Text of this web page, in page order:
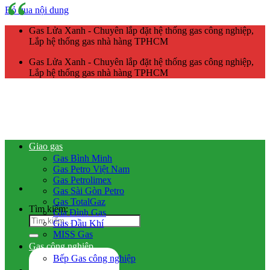
Bỏ qua nội dung
Gas Lửa Xanh - Chuyên lắp đặt hệ thống gas công nghiệp,
Lắp hệ thống gas nhà hàng TPHCM
Gas Lửa Xanh - Chuyên lắp đặt hệ thống gas công nghiệp,
Lắp hệ thống gas nhà hàng TPHCM
Tìm kiếm:
Giao gas
Gas Bình Minh
Gas Petro Việt Nam
Gas Petrolimex
Gas Sài Gòn Petro
Gas TotalGaz
Gia Đình Gas
Gas Dầu Khí
MISS Gas
Gas công nghiệp
Bếp Gas công nghiệp